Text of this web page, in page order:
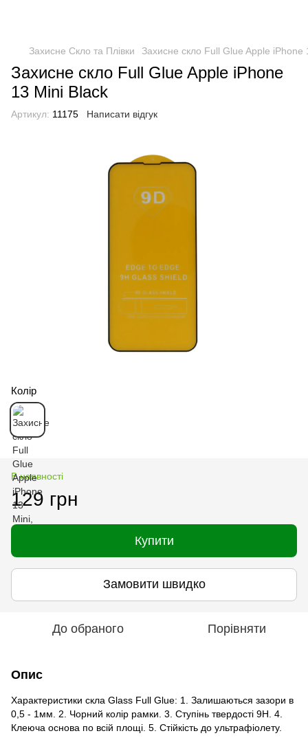
Захисне Скло та Плівки Захисне скло Full Glue Apple iPhone
Захисне скло Full Glue Apple iPhone
13 Mini Black
Артикул: 11175 Написати відгук
Колір
В наявності
129 грн
Купити
Замовити швидко
До обраного Порівняти
Опис
Характеристики скла Glass Full Glue: 1. Залишаються зазори в
0,5 - 1мм. 2. Чорний колір рамки. 3. Ступінь твердості 9H. 4.
Клеюча основа по всій площі. 5. Стійкість до ультрафіолету.